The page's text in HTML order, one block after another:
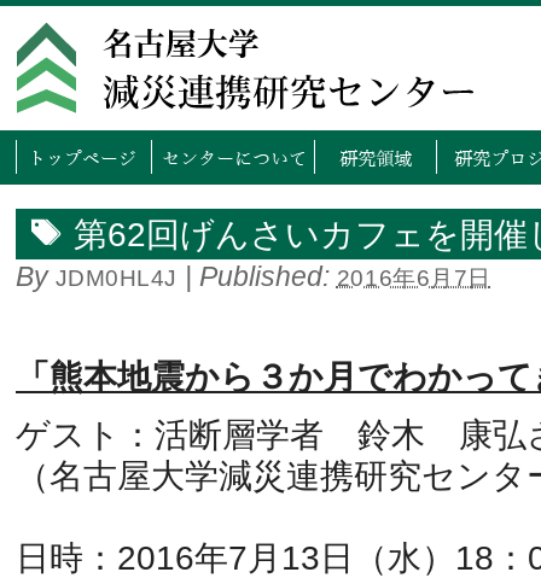
トップページ センタ
第62回げんさいカフェを開催
By JDM0HL4J | Published: 2016年6月7日
「熊本地震から３か月でわかっ
ゲスト：活断層学者 鈴木 康弘
（名古屋大学減災連携研究センタ
日時：2016年7月13日（水）18：